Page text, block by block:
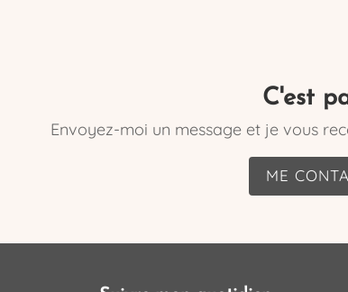
C'est
Envoyez-moi un message et je vous
ME